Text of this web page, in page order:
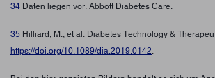
34 Daten liegen vor. Abbott Diabetes Care.
35 Hilliard, M., et al. Diabetes Technology &
https://doi.org/10.1089/dia.2019.0142.